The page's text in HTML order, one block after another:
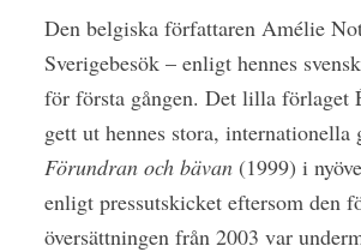
Den belgiska författaren Amélie
Sverigebesök – enligt hennes
för första gången. Det lilla förlaget
gett ut hennes stora, internationella
Förundran och bävan(1999) i
enligt pressutskicket eftersom den
översättningen från 2003 var